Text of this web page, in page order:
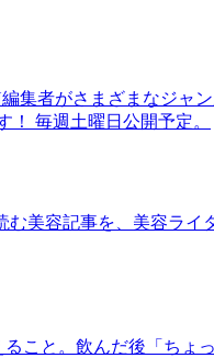
集者がさまざまなジャ
毎週土曜日公開予定。
美容記事を、美容ラ
こと。飲んだ後「ちょ